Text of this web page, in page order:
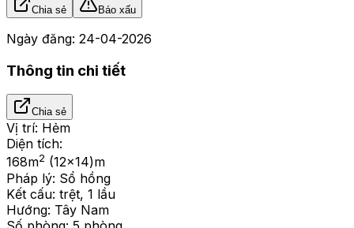
Chia sẻ Báo xấu
Ngày đăng: 24-04-2026
Thông tin chi tiết
Chia sẻ
Vị trí: Hẻm
Diện tích:
168m2 (12x14)m
Pháp lý: Sổ hồng
Kết cấu: trệt, 1 lầu
Hướng: Tây Nam